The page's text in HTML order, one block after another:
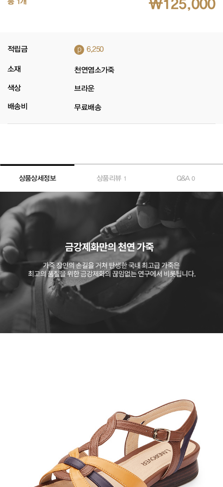
₩125,000
적립금 p 6,250
소재 천연염소가죽
색상 브라운
배송비 무료배송
상품상세정보 상품리뷰 1 Q&A0